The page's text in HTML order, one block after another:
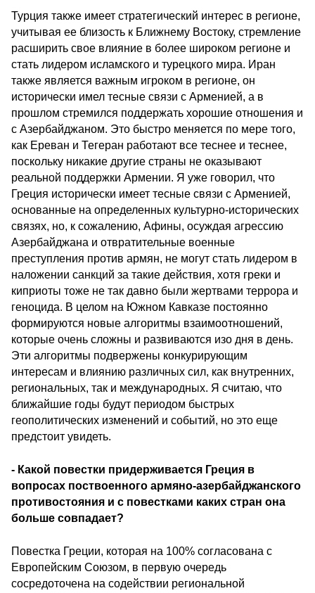
Турция также имеет стратегический интерес в регионе,
учитывая ее близость к Ближнему Востоку, стремление
расширить свое влияние в более широком регионе и
стать лидером исламского и турецкого мира. Иран
также является важным игроком в регионе, он
исторически имел тесные связи с Арменией, а в
прошлом стремился поддержать хорошие отношения и
с Азербайджаном. Это быстро меняется по мере того,
как Ереван и Тегеран работают все теснее и теснее,
поскольку никакие другие страны не оказывают
реальной поддержки Армении. Я уже говорил, что
Греция исторически имеет тесные связи с Арменией,
основанные на определенных культурно-исторических
связях, но, к сожалению, Афины, осуждая агрессию
Азербайджана и отвратительные военные
преступления против армян, не могут стать лидером в
наложении санкций за такие действия, хотя греки и
киприоты тоже не так давно были жертвами террора и
геноцида. В целом на Южном Кавказе постоянно
формируются новые алгоритмы взаимоотношений,
которые очень сложны и развиваются изо дня в день.
Эти алгоритмы подвержены конкурирующим
интересам и влиянию различных сил, как внутренних,
региональных, так и международных. Я считаю, что
ближайшие годы будут периодом быстрых
геополитических изменений и событий, но это еще
предстоит увидеть.
- Какой повестки придерживается Греция в
вопросах поствоенного армяно-азербайджанского
противостояния и с повестками каких стран она
больше совпадает?
Повестка Греции, которая на 100% согласована с
Европейским Союзом, в первую очередь
сосредоточена на содействии региональной